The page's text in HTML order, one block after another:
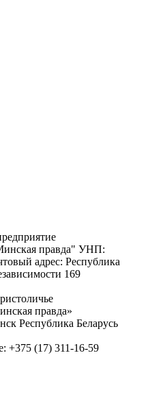
правда" УНП:
адрес: Республика
169
правда»
Республика Беларусь
+375 (17) 311-16-59